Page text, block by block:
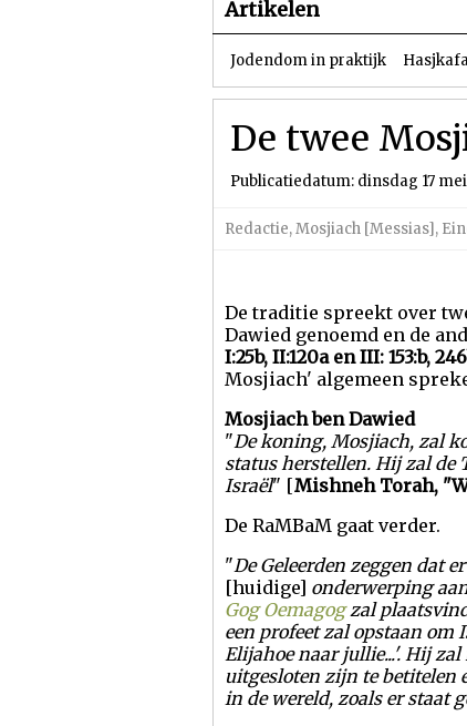
Artikelen
Jodendom in praktijk
De twee
Publicatiedatum: dinsdag 17 mei
Redactie,Mosjiach [Messias],
De traditie spreekt over
Dawied genoemd en de
I:25b, II:120a en III: 153:b,
Mosjiach' algemeen
Mosjiach ben Dawied
"De koning, Mosjiach, zal
status herstellen. Hij zal de
Israël" [Mishneh Torah,
De RaMBaM gaat verder.
"De Geleerden zeggen dat
[huidige] onderwerping
Gog Oemagogzal
een profeet zal opstaan om
Elijahoe naar jullie...'. Hij zal
uitgesloten zijn tebetitelen
in de wereld, zoals er staat